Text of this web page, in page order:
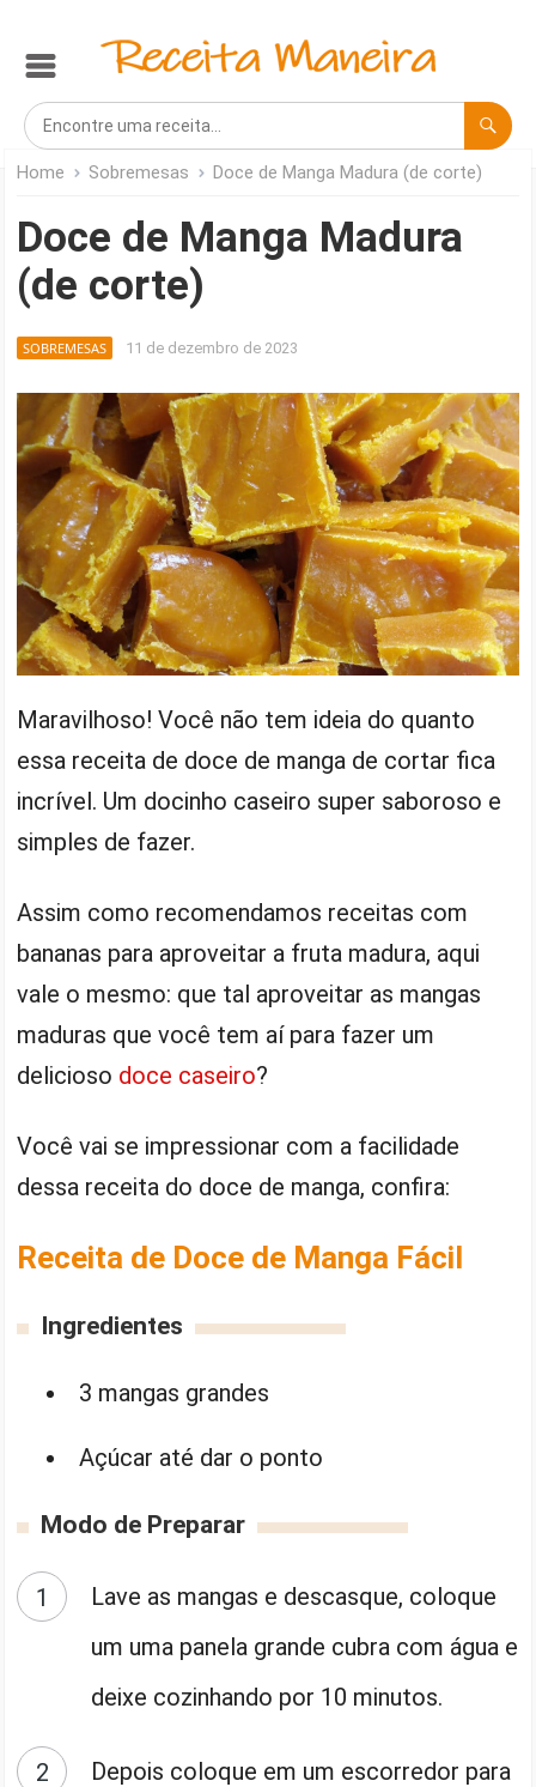
Home Sobremesas Doce de Manga Madura (de corte)
Doce de Manga Madura
(de corte)
SOBREMESAS 11 de dezembro de 2023
Maravilhoso! Você não tem ideia do quanto
essa receita de doce de manga de cortar fica
incrível. Um docinho caseiro super saboroso e
simples de fazer.
Assim como recomendamos receitas com
bananas para aproveitar a fruta madura, aqui
vale o mesmo: que tal aproveitar as mangas
maduras que você tem aí para fazer um
delicioso doce caseiro?
Você vai se impressionar com a facilidade
dessa receita do doce de manga, confira:
Receita de Doce de Manga Fácil
Ingredientes
3 mangas grandes
Açúcar até dar o ponto
Modo de Preparar
Lave as mangas e descasque, coloque
um uma panela grande cubra com água e
deixe cozinhando por 10 minutos.
Depois coloque em um escorredor para